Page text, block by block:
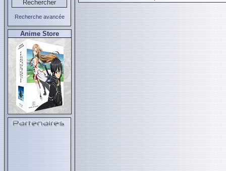
Recherche avancée
Anime Store